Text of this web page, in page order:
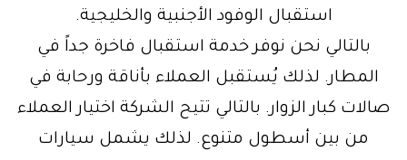
استقبال الوفود الأجنبية والخليجية.
بالتالي نحن نوفر خدمة استقبال فاخرة جداً في
المطار. لذلك يُستقبل العملاء بأناقة ورحابة في
صالات كبار الزوار. بالتالي تتيح الشركة اختيار العملاء
من بين أسطول متنوع. لذلك يشمل سيارات